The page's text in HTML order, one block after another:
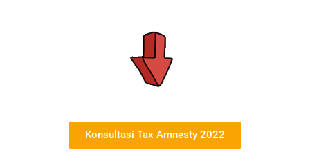
Konsultasi Tax Amnesty 2022